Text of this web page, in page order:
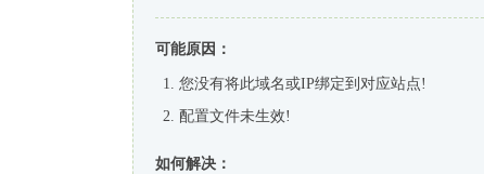
可能原因：
您没有将此域名或IP绑定到对应站点!
配置文件未生效!
如何解决：